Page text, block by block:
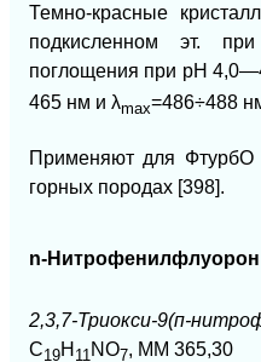
Темно-красные
подкисленном эт.
поглощения при рН
465 нм и λmах=486÷488
Применяют для ФтурбО
горных породах [398].
n-Нитрофенилфлуорон
2,3,7-Триокси-9(п-
C19H 11 NO7, MM 365,30